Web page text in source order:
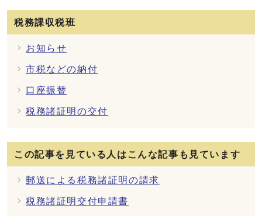
税務課収税班
お知らせ
市税などの納付
口座振替
税務諸証明の交付
この記事を見ている人はこんな記事も見ています
郵送による税務諸証明の請求
税務諸証明交付申請書